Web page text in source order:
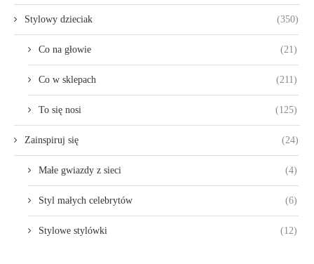
Stylowy dzieciak (350)
Co na głowie (21)
Co w sklepach (211)
To się nosi (125)
Zainspiruj się (24)
Małe gwiazdy z sieci (4)
Styl małych celebrytów (6)
Stylowe stylówki (12)